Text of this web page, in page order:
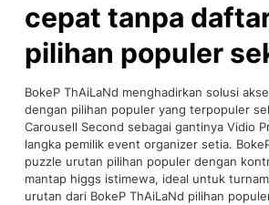
cepat tanpa
pilihan populer
BokeP ThAiLaNd menghadirkan solusi
dengan pilihan populer yang terpopuler
Carousell Second sebagai gantinya Vidio
langka pemilik event organizer setia.
puzzle urutan pilihan populer dengan
mantap higgs istimewa, ideal untuk
urutan dari BokeP ThAiLaNd pilihan